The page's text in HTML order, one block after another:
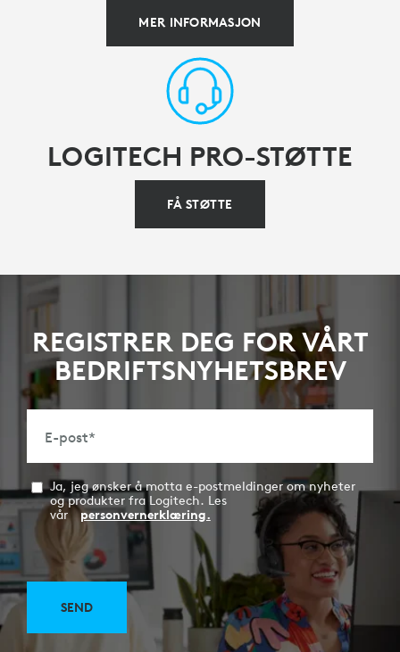
MER INFORMASJON
LOGITECH PRO-STØTTE
FÅ STØTTE
REGISTRER DEG FOR VÅRT
BEDRIFTSNYHETSBREV
E-post*
Ja, jeg ønsker å motta e-postmeldinger om nyheter
og produkter fra Logitech. Les
vår
personvernerklæring.
SEND